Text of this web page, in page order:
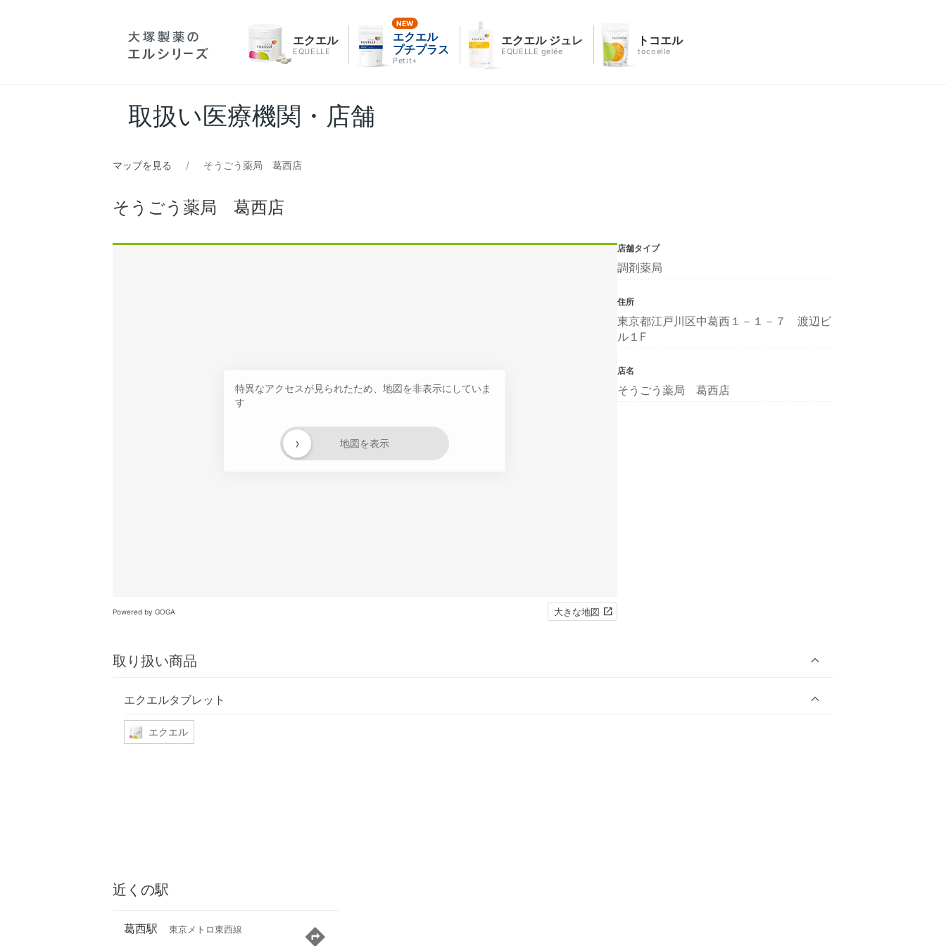
エクエル
EQUELLE
エクエル
プチプラス
Petit+
エクエル ジュレ
EQUELLE gelée
トコエル
tocoelle
取扱い医療機関・店舗
マップを見る そうごう薬局 葛西店
そうごう薬局 葛西店
特異なアクセスが見られたため、地図を非表示にしていま
す
地図を表示
›
Powered by GOGA 大きな地図
取り扱い商品
エクエルタブレット
エクエル
店舗タイプ
調剤薬局
住所
東京都江戸川区中葛西１－１－７ 渡辺ビ
ル１F
店名
そうごう薬局 葛西店
近くの駅
葛西駅 東京メトロ東西線